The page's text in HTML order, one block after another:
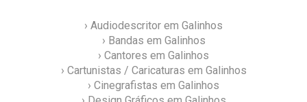
› Audiodescritor em Galinhos
› Bandas em Galinhos
› Cantores em Galinhos
› Cartunistas / Caricaturas em Galinhos
› Cinegrafistas em Galinhos